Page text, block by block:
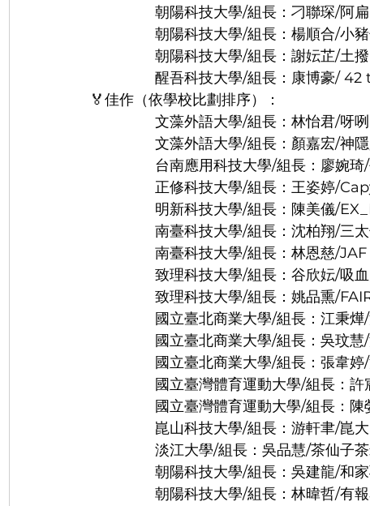
朝陽科技大學/組長：刁聯琛/阿扁
朝陽科技大學/組長：楊順合/小豬
朝陽科技大學/組長：謝妘芷/土撥
醒吾科技大學/組長：康博豪/ 42
🏅佳作（依學校比劃排序）：
文藻外語大學/組長：林怡君/呀咧
文藻外語大學/組長：顏嘉宏/神隱
台南應用科技大學/組長：廖婉琦/
正修科技大學/組長：王姿婷/
明新科技大學/組長：陳美儀/
南臺科技大學/組長：沈柏翔/三太
南臺科技大學/組長：林恩慈/JAF
致理科技大學/組長：谷欣妘/吸血
致理科技大學/組長：姚品熏/
國立臺北商業大學/組長：江秉燁/
國立臺北商業大學/組長：吳玟慧/
國立臺北商業大學/組長：張韋婷/
國立臺灣體育運動大學/組長：許宸
國立臺灣體育運動大學/組長：陳
崑山科技大學/組長：游軒聿/崑大
淡江大學/組長：吳品慧/茶仙子茶
朝陽科技大學/組長：吳建龍/和家
朝陽科技大學/組長：林暐哲/有報